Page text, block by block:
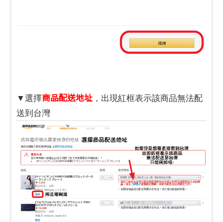
▼選擇商品配送地址 ，出現紅框表示該商品無法配
送到台灣